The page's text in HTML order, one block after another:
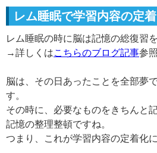
レム睡眠で学習内容の定着
レム睡眠の時に脳は記憶の総復習を
→詳しくはこちらのブログ記事参照
脳は、その日あったことを全部夢
す。
その時に、必要なものをきちんと
記憶の整理整頓ですね。
つまり、これが学習内容の定着化